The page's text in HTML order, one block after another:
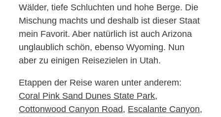
Wälder, tiefe Schluchten und hohe Berge. Die
Mischung machts und deshalb ist dieser Staat
mein Favorit. Aber natürlich ist auch Arizona
unglaublich schön, ebenso Wyoming. Nun
aber zu einigen Reisezielen in Utah.
Etappen der Reise waren unter anderem:
Coral Pink Sand Dunes State Park,
Cottonwood Canyon Road, Escalante Canyon,